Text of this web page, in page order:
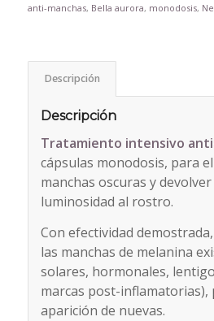
anti-manchas, Bella aurora, monodosis,
Descripción
Descripción
Tratamiento intensivo
cápsulas monodosis, para
manchas oscuras y
luminosidad al rostro.
Con efectividad demostrada,
las manchas de melanina
solares, hormonales,
marcas post-inflamatorias),
aparición de nuevas.